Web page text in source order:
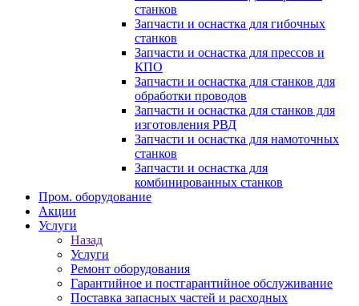
станков
Запчасти и оснастка для гибочных
станков
Запчасти и оснастка для прессов и
КПО
Запчасти и оснастка для станков для
обработки проводов
Запчасти и оснастка для станков для
изготовления РВД
Запчасти и оснастка для намоточных
станков
Запчасти и оснастка для
комбинированных станков
Пром. оборудование
Акции
Услуги
Назад
Услуги
Ремонт оборудования
Гарантийное и постгарантийное обслуживание
Поставка запасных частей и расходных